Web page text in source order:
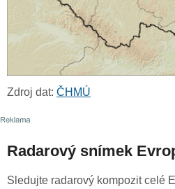
Zdroj dat: ČHMÚ
Radarový snímek
Sledujte radarový kompozit celé